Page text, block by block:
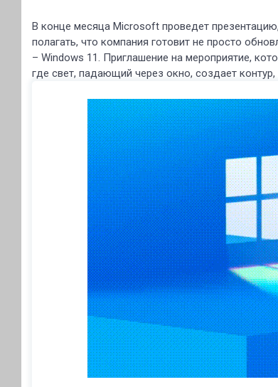
В конце месяца Microsoft проведет
полагать, что компания готовит не просто
– Windows 11. Приглашение на мероприятие,
где свет, падающий через окно, создает